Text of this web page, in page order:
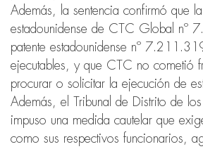
Además, la sentencia confirmó que la
estadounidense de CTC Global nº
patente estadounidense nº
ejecutables, y que CTC no cometió
procurar o solicitar la ejecución de
Además, el Tribunal de Distrito de
impuso una medida cautelar que
como sus respectivos funcionarios,